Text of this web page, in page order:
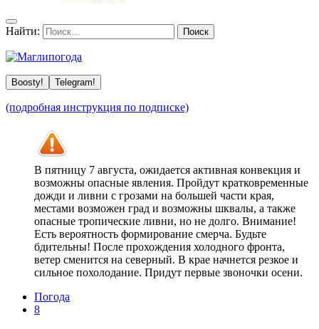
Найти:
Boosty! Telegram!
(подробная инструкция по подписке)
В пятницу 7 августа, ожидается активная конвекция и
возможны опасные явления. Пройдут кратковременные
дожди и ливни с грозами на большей части края,
местами возможен град и возможны шквалы, а также
опасные тропические ливни, но не долго. Внимание!
Есть вероятность формирование смерча. Будьте
бдительны! После прохождения холодного фронта,
ветер сменится на северный. В крае начнется резкое и
сильное похолодание. Придут первые звоночки осени.
Погода
8